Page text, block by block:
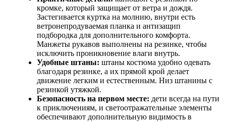
кромке, который защищает от ветра и дождя.
Застегивается куртка на молнию, внутри есть
ветронепродуваемая планка и антизащип
подбородка для дополнительного комфорта.
Манжеты рукавов выполнены на резинке, чтобы
исключить проникновение влаги внутрь.
Удобные штаны: штаны костюма удобно одевать
благодаря резинке, а их прямой крой делает
движение легким и естественным. Низ штанины с
резинкой утяжкой.
Безопасность на первом месте: дети всегда на пути
к приключениям, и светоотражательные элементы
обеспечивают дополнительную видимость в